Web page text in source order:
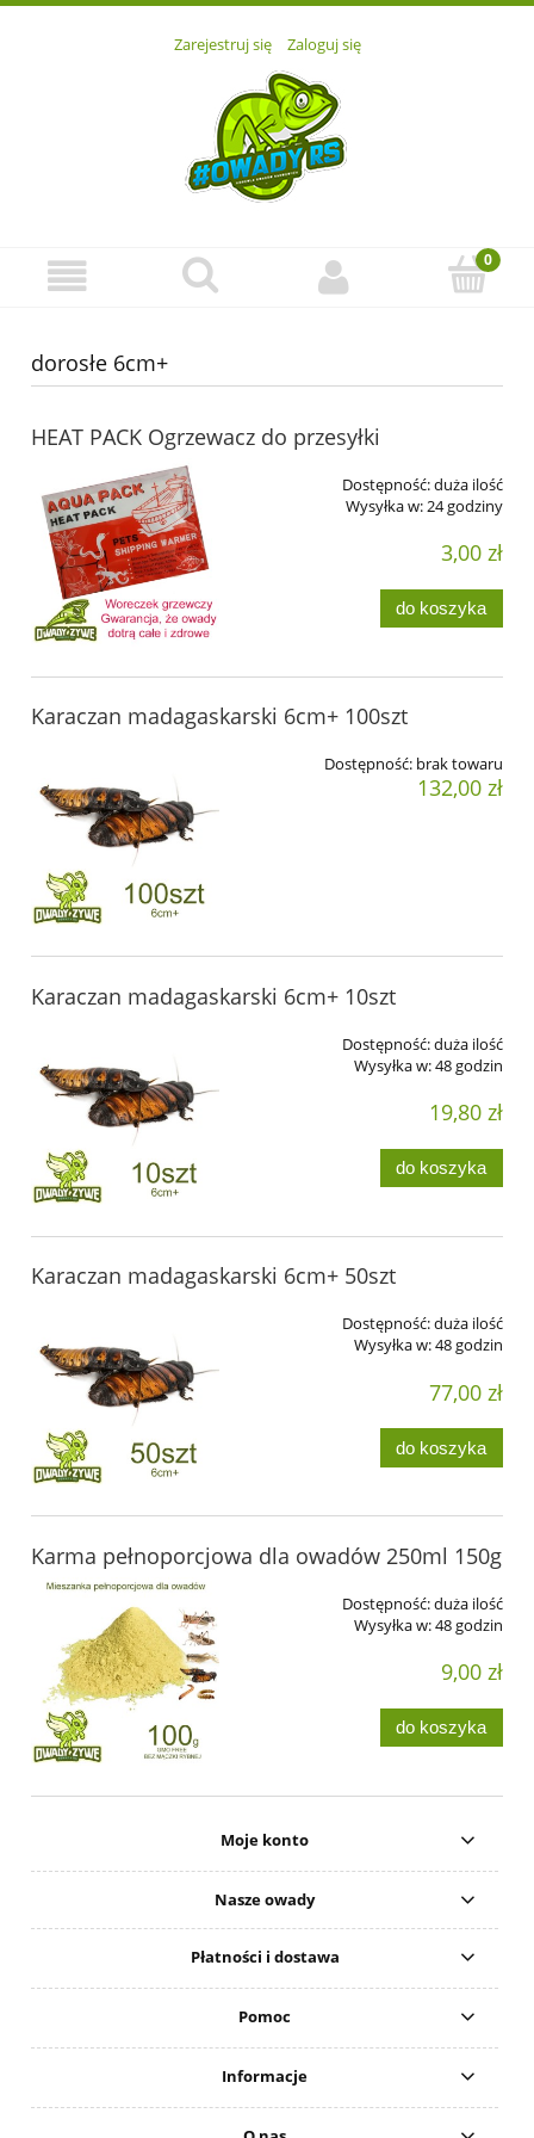
Zarejestruj się Zaloguj się
dorosłe 6cm+
HEAT PACK Ogrzewacz do przesyłki
Dostępność:duża ilość
Wysyłka w:24 godziny
3,00 zł
do koszyka
Karaczan madagaskarski 6cm+ 100szt
Dostępność: brak towaru
132,00 zł
Karaczan madagaskarski 6cm+ 10szt
Dostępność:duża ilość
Wysyłka w:48 godzin
19,80 zł
do koszyka
Karaczan madagaskarski 6cm+ 50szt
Dostępność:duża ilość
Wysyłka w:48 godzin
77,00 zł
do koszyka
Karma pełnoporcjowa dla owadów 250ml 150g
Dostępność:duża ilość
Wysyłka w:48 godzin
9,00 zł
do koszyka
Moje konto
Nasze owady
Płatności i dostawa
Pomoc
Informacje